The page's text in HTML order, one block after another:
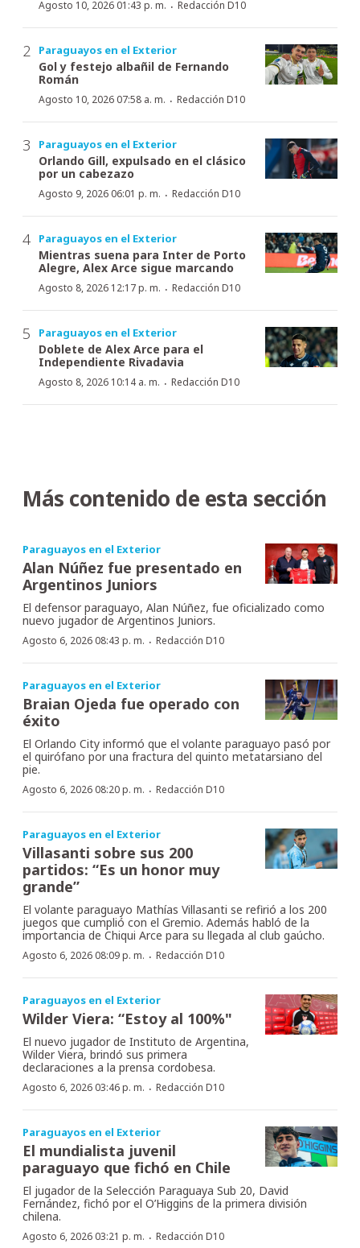
Agosto 10, 2026 01:43 p. m. · Redacción D10
Paraguayos en el Exterior
Gol y festejo albañil de Fernando
Román
Agosto 10, 2026 07:58 a. m. · Redacción D10
Paraguayos en el Exterior
Orlando Gill, expulsado en el clásico
por un cabezazo
Agosto 9, 2026 06:01 p. m. · Redacción D10
Paraguayos en el Exterior
Mientras suena para Inter de Porto
Alegre, Alex Arce sigue marcando
Agosto 8, 2026 12:17 p. m. · Redacción D10
Paraguayos en el Exterior
Doblete de Alex Arce para el
Independiente Rivadavia
Agosto 8, 2026 10:14 a. m. · Redacción D10
Más contenido de esta sección
Paraguayos en el Exterior
Alan Núñez fue presentado en
Argentinos Juniors
El defensor paraguayo, Alan Núñez, fue oficializado como
nuevo jugador de Argentinos Juniors.
Agosto 6, 2026 08:43 p. m. · Redacción D10
Paraguayos en el Exterior
Braian Ojeda fue operado con
éxito
El Orlando City informó que el volante paraguayo pasó por
el quirófano por una fractura del quinto metatarsiano del
pie.
Agosto 6, 2026 08:20 p. m. · Redacción D10
Paraguayos en el Exterior
Villasanti sobre sus 200
partidos: “Es un honor muy
grande”
El volante paraguayo Mathías Villasanti se refirió a los 200
juegos que cumplió con el Gremio. Además habló de la
importancia de Chiqui Arce para su llegada al club gaúcho.
Agosto 6, 2026 08:09 p. m. · Redacción D10
Paraguayos en el Exterior
Wilder Viera: “Estoy al 100%"
El nuevo jugador de Instituto de Argentina,
Wilder Viera, brindó sus primera
declaraciones a la prensa cordobesa.
Agosto 6, 2026 03:46 p. m. · Redacción D10
Paraguayos en el Exterior
El mundialista juvenil
paraguayo que fichó en Chile
El jugador de la Selección Paraguaya Sub 20, David
Fernández, fichó por el O’Higgins de la primera división
chilena.
Agosto 6, 2026 03:21 p. m. · Redacción D10